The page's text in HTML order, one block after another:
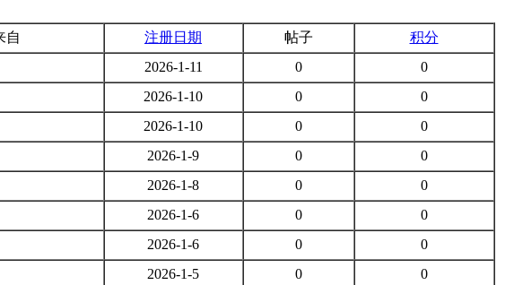
自 注册日期 帖子
积分
2026-1-11 0
0
2026-1-10 0
0
2026-1-10 0
0
2026-1-9 0
0
2026-1-8 0
0
2026-1-6 0
0
2026-1-6 0
0
2026-1-5 0
0